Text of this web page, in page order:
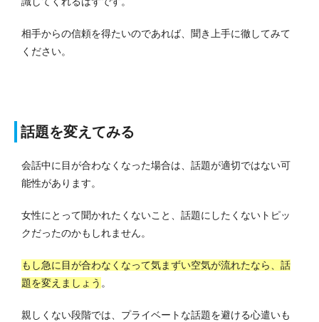
相手からの信頼を得たいのであれば、聞き上手に徹してみて
ください。
話題を変えてみる
会話中に目が合わなくなった場合は、話題が適切ではない可
能性があります。
女性にとって聞かれたくないこと、話題にしたくないトピッ
クだったのかもしれません。
もし急に目が合わなくなって気まずい空気が流れたなら、話
題を変えましょう 。
親しくない段階では、プライベートな話題を避ける心遣いも